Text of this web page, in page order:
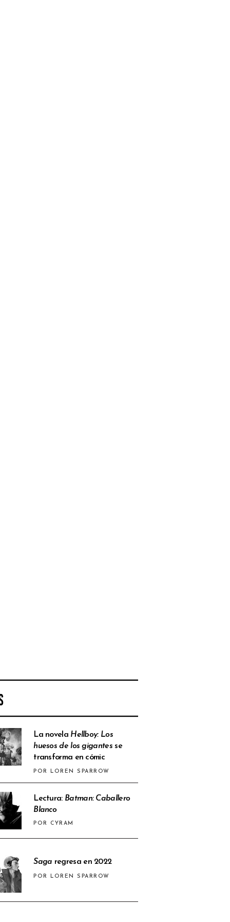
La novela Hellboy: Los
huesos de los gigantesse
transforma en cómic
POR LOREN SPARROW
Lectura: Batman: Caballero
Blanco
POR CYRAM
Saga regresa en 2022
POR LOREN SPARROW